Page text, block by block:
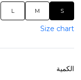
S
M
L
Size chart
الكمية